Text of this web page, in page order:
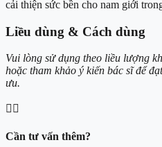
cải thiện sức bền cho nam giới
Liều dùng & Cách dùng
Vui lòng sử dụng theo liều lượng
hoặc tham khảo ý kiến bác sĩ để
ưu.
👨‍⚕️
Cần tư vấn thêm?